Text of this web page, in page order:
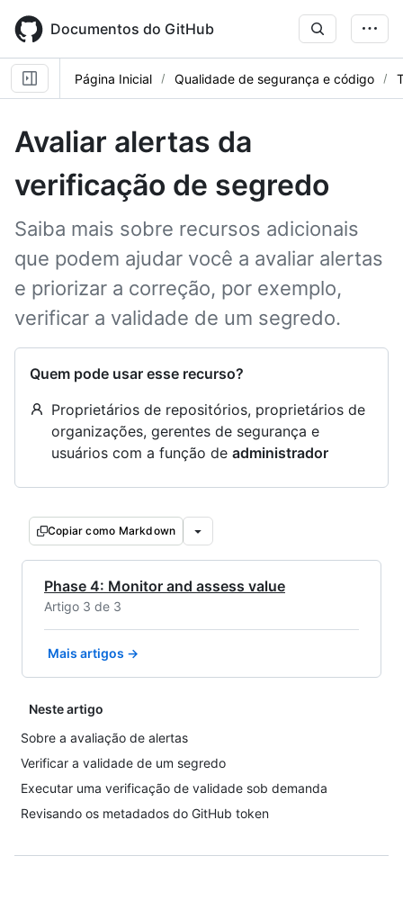
main
content
Documentos do GitHub
Página Inicial Qualidade de segurança e código
Avaliar alertas da
verificação de segredo
Saiba mais sobre recursos adicionais
que podem ajudar você a avaliar alertas
e priorizar a correção, por exemplo,
verificar a validade de um segredo.
Quem pode usar esse recurso?
Proprietários de repositórios, proprietários de
organizações, gerentes de segurança e
usuários com a função de administrador
Copiar como Markdown
Phase 4: Monitor and assess value
Artigo 3 de 3
Mais artigos →
Neste artigo
Sobre a avaliação de alertas
Verificar a validade de um segredo
Executar uma verificação de validade sob demanda
Revisando os metadados do GitHub token